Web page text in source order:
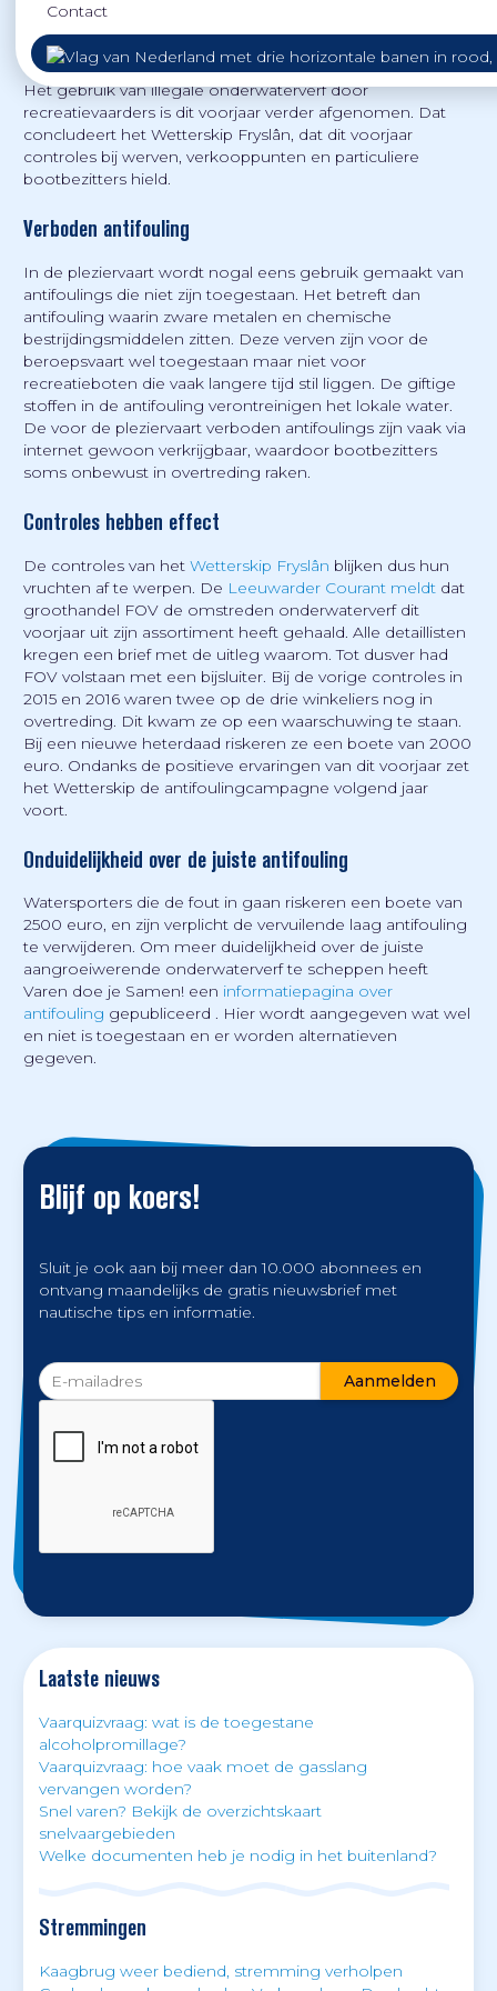
Contact
Het gebruik van illegale onderwaterverf door
recreatievaarders is dit voorjaar verder afgenomen. Dat
concludeert het Wetterskip Fryslân, dat dit voorjaar
controles bij werven, verkooppunten en particuliere
bootbezitters hield.
Verboden antifouling
In de pleziervaart wordt nogal eens gebruik gemaakt van
antifoulings die niet zijn toegestaan. Het betreft dan
antifouling waarin zware metalen en chemische
bestrijdingsmiddelen zitten. Deze verven zijn voor de
beroepsvaart wel toegestaan maar niet voor
recreatieboten die vaak langere tijd stil liggen. De giftige
stoffen in de antifouling verontreinigen het lokale water.
De voor de pleziervaart verboden antifoulings zijn vaak via
internet gewoon verkrijgbaar, waardoor bootbezitters
soms onbewust in overtreding raken.
Controles hebben effect
De controles van het Wetterskip Fryslân blijken dus hun
vruchten af te werpen. De Leeuwarder Courant meldt dat
groothandel FOV de omstreden onderwaterverf dit
voorjaar uit zijn assortiment heeft gehaald. Alle detaillisten
kregen een brief met de uitleg waarom. Tot dusver had
FOV volstaan met een bijsluiter. Bij de vorige controles in
2015 en 2016 waren twee op de drie winkeliers nog in
overtreding. Dit kwam ze op een waarschuwing te staan.
Bij een nieuwe heterdaad riskeren ze een boete van 2000
euro. Ondanks de positieve ervaringen van dit voorjaar zet
het Wetterskip de antifoulingcampagne volgend jaar
voort.
Onduidelijkheid over de juiste antifouling
Watersporters die de fout in gaan riskeren een boete van
2500 euro, en zijn verplicht de vervuilende laag antifouling
te verwijderen. Om meer duidelijkheid over de juiste
aangroeiwerende onderwaterverf te scheppen heeft
Varen doe je Samen! een informatiepagina over
antifouling gepubliceerd . Hier wordt aangegeven wat wel
en niet is toegestaan en er worden alternatieven
gegeven.
Blijf op koers!
Sluit je ook aan bij meer dan 10.000 abonnees en
ontvang maandelijks de gratis nieuwsbrief met
nautische tips en informatie.
Laatste nieuws
Vaarquizvraag: wat is de toegestane
alcoholpromillage?
Vaarquizvraag: hoe vaak moet de gasslang
vervangen worden?
Snel varen? Bekijk de overzichtskaart
snelvaargebieden
Welke documenten heb je nodig in het buitenland?
Stremmingen
Kaagbrug weer bediend, stremming verholpen